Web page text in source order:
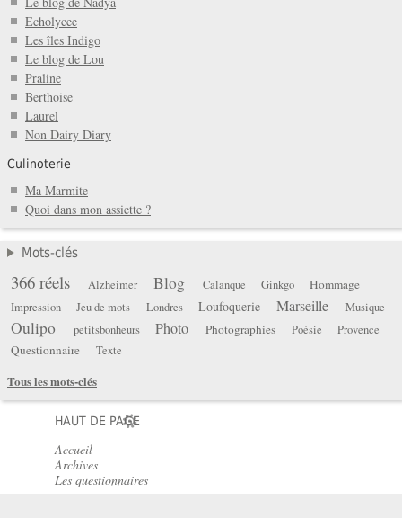
Echolycee
Les îles Indigo
Le blog de Lou
Praline
Berthoise
Laurel
Non Dairy Diary
Culinoterie
Ma Marmite
Quoi dans mon assiette ?
Mots-clés
366 réels Alzheimer Blog Calanque Ginkgo Hommage
Impression Jeu de mots Londres Loufoquerie Marseille Musique
Oulipo petitsbonheurs Photo Photographies Poésie Provence
Questionnaire Texte
Tous les mots-clés
HAUT DE PAGE
Accueil
Archives
Les questionnaires